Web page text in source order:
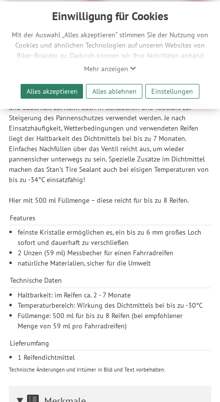
Einwilligung für Cookies
Mit der Auswahl „Alles akzeptieren“ stimmen Sie der Nutzung von
Cookies und ähnlichen Technologien auf unseren Websites von
Biker-Boarder zu. Dadurch können wir Ihre Aktivitäten anhand
Ihrer Geräte- und Browsereinstellungen nachvollziehen. Dies
ermöglicht es uns, anhand ihrer Interessen nutzungsbasierte
Werbeanzeigen für Sie bereitzustellen sowie Funktionalitäten
unserer Website sicherzustellen und stetig zu verbessern. Dabei
werden Ihre Daten auch an Drittanbieter und Werbepartner
weitergegeben. Die Verarbeitung erfolgt ausschließlich zum
Zwecke der Einbindung von Streaming-Inhalten und der
Durchführung von statistischer Analyse, Reichweitenmessungen,
Produktempfehlungen und nutzungsbasierter Werbung.
Informationen zu den einzelnen Funktionen, den Drittanbietern
und der Speicherdauer finden Sie unter Einstellungen. Diese
Einwilligung ist freiwillig, für die Nutzung unserer Website nicht
Einwilligung unter Einstellungen lediglich für bestimmte
Mehr anzeigen
Alles akzeptieren Alles ablehnen Einstellungen
17,90 € -40% ab22,90 € -31%
Beschreibung
Dichtmilch fing der Siegeszug der Tubeless Systeme erst so richtig
an. Latexpartikel dichten bis zu 6mm große Löcher im Reifen sofort
und dauerhaft ab. Kann auch in Schläuchen und Tubulars zur
Steigerung des Pannenschutzes verwendet werden. Je nach
Einsatzhäufigkeit, Wetterbedingungen und verwendeten Reifen
liegt der Haltbarkeit des Dichtmittels bei bis zu 7 Monaten.
Einfaches Nachfüllen über das Ventil reicht aus, um wieder
pannensicher unterwegs zu sein. Spezielle Zusätze im Dichtmittel
machen das Stan's Tire Sealant auch bei eisigen Temperaturen von
bis zu -34°C einsatzfähig!
Hier mit 500 ml Füllmenge – diese reicht für bis zu 8 Reifen.
Features
feinste Kristalle ermöglichen es, ein bis zu 6 mm großes Loch
sofort und dauerhaft zu verschließen
2 Unzen (59 ml) Messbecher für einen Fahrradreifen
natürliche Materialien, sicher für die Umwelt
Technische Daten
Haltbarkeit: im Reifen ca. 2 - 7 Monate
Temperaturbereich: Wirkung des Dichtmittels bei bis zu -30°C
Füllmenge: 500 ml für bis zu 8 Reifen (bei empfohlener
Menge von 59 ml pro Fahrradreifen)
Lieferumfang
1 Reifendichtmittel
Technische Änderungen und Irrtümer in Bild und Text vorbehalten.